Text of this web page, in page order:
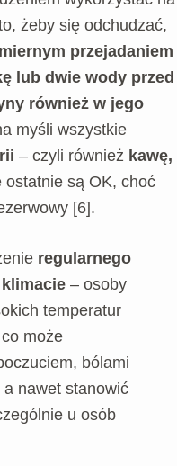
żeby się odchudzać,
przejadaniem
lub dwie wody przed
również w jego
myśli wszystkie
– czyli również kawę,
ostatnie są OK, choć
[6].
regularnego
– osoby
temperatur
może
bólami
a nawet stanowić
u osób